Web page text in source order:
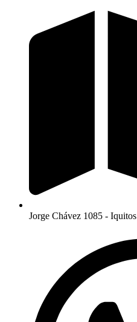
Jorge Chávez 1085 - Iquitos